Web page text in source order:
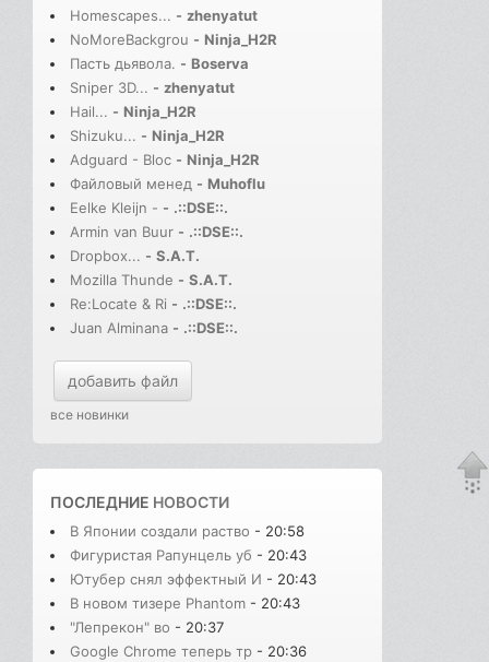
Homescapes... - zhenyatut
NoMoreBackgrou - Ninja_H2R
Пасть дьявола. - Boserva
Sniper 3D... - zhenyatut
Hail... - Ninja_H2R
Shizuku... - Ninja_H2R
Adguard - Bloc - Ninja_H2R
Файловый менед - Muhoflu
Eelke Kleijn - - .::DSE::.
Armin van Buur - .::DSE::.
Dropbox... - S.A.T.
Mozilla Thunde - S.A.T.
Re:Locate & Ri - .::DSE::.
Juan Alminana - .::DSE::.
добавить файл
все новинки
ПОСЛЕДНИЕ НОВОСТИ
В Японии создали раство - 20:58
Фигуристая Рапунцель уб - 20:43
Ютубер снял эффектный И - 20:43
В новом тизере Phantom - 20:43
"Лепрекон" во - 20:37
Google Chrome теперь тр - 20:36